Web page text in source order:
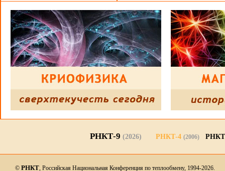
РНКТ-9 (2026) РНКТ-4 (2006)
© РНКТ, Российская Национальная Конференция по теплообмену, 1994-2026.